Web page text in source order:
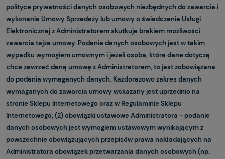
polityce prywatności danych osobowych niezbędnych do zawarcia i
wykonania Umowy Sprzedaży lub umowy o świadczenie Usługi
Elektronicznej z Administratorem skutkuje brakiem możliwości
zawarcia tejże umowy. Podanie danych osobowych jest w takim
wypadku wymogiem umownym i jeżeli osoba, które dane dotyczą
chce zawrzeć daną umowę z Administratorem, to jest zobowiązana
do podania wymaganych danych. Każdorazowo zakres danych
wymaganych do zawarcia umowy wskazany jest uprzednio na
stronie Sklepu Internetowego oraz w Regulaminie Sklepu
Internetowego; (2) obowiązki ustawowe Administratora - podanie
danych osobowych jest wymogiem ustawowym wynikającym z
powszechnie obowiązujących przepisów prawa nakładających na
Administratora obowiązek przetwarzania danych osobowych (np.